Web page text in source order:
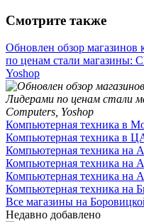
Смотрите также
Обновлен обзор
по ценам стали
Yoshop
Компьютерная техника в
Компьютерная техника в
Компьютерная техника на
Компьютерная техника на
Компьютерная техника на
Компьютерная техника на
Все магазины на
Недавно добавлено